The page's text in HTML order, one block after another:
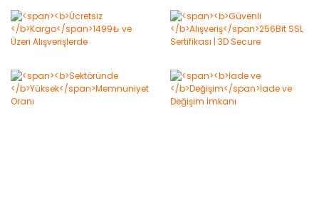
Bu ürüne ilk yorumu siz yapın!